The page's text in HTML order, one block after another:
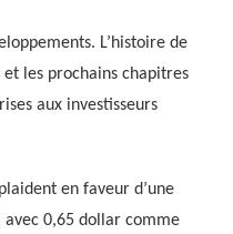
L’histoire de
les prochains chapitres
aux investisseurs
en faveur d’une
avec 0,65 dollar comme